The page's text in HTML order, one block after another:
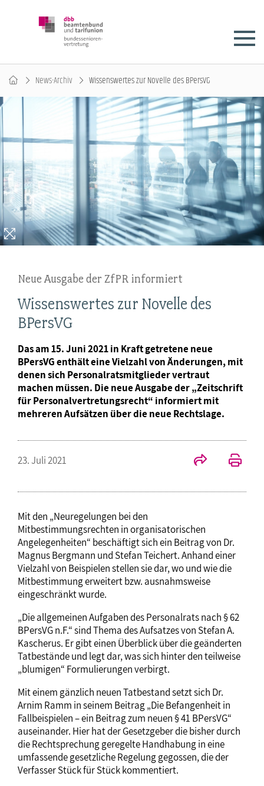
News-Archiv Wissenswertes zur Novelle des BPersVG
Neue Ausgabe der ZfPR informiert
Wissenswertes zur Novelle des
BPersVG
Das am 15. Juni 2021 in Kraft getretene neue
BPersVG enthält eine Vielzahl von Änderungen, mit
denen sich Personalratsmitglieder vertraut
machen müssen. Die neue Ausgabe der „Zeitschrift
für Personalvertretungsrecht“ informiert mit
mehreren Aufsätzen über die neue Rechtslage.
23. Juli 2021
Mit den „Neuregelungen bei den
Mitbestimmungsrechten in organisatorischen
Angelegenheiten“ beschäftigt sich ein Beitrag von Dr.
Magnus Bergmann und Stefan Teichert. Anhand einer
Vielzahl von Beispielen stellen sie dar, wo und wie die
Mitbestimmung erweitert bzw. ausnahmsweise
eingeschränkt wurde.
„Die allgemeinen Aufgaben des Personalrats nach § 62
BPersVG n.F.“ sind Thema des Aufsatzes von Stefan A.
Kascherus. Er gibt einen Überblick über die geänderten
Tatbestände und legt dar, was sich hinter den teilweise
„blumigen“ Formulierungen verbirgt.
Mit einem gänzlich neuen Tatbestand setzt sich Dr.
Arnim Ramm in seinem Beitrag „Die Befangenheit in
Fallbeispielen – ein Beitrag zum neuen § 41 BPersVG“
auseinander. Hier hat der Gesetzgeber die bisher durch
die Rechtsprechung geregelte Handhabung in eine
umfassende gesetzliche Regelung gegossen, die der
Verfasser Stück für Stück kommentiert.